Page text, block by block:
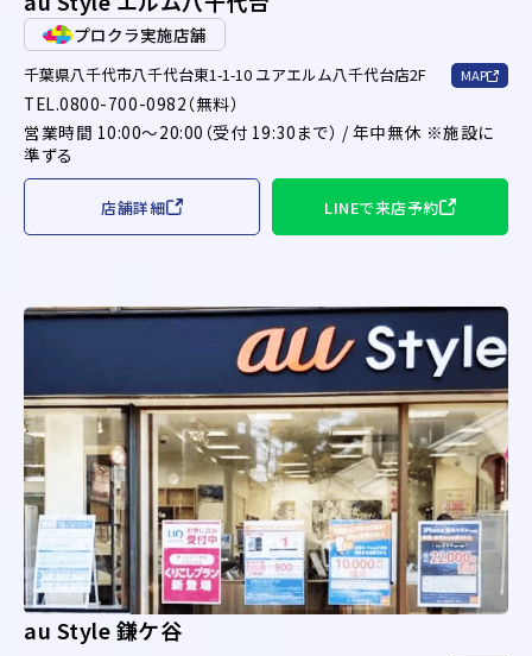
プロクラ実施店舗
千葉県八千代市八千代台東1-1-10 ユアエルム八千代台店2F MAP
TEL.0800-700-0982（無料）
営業時間 10:00～20:00（受付 19:30まで） / 年中無休 ※施設に
準ずる
店舗詳細 LINEで来店予約
au Style 鎌ケ谷